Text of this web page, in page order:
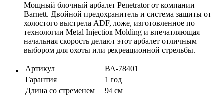
Мощный блочный арбалет Penetrator от компании
Barnett. Двойной предохранитель и система защиты от
холостого выстрела ADF, ложе, изготовленное по
технологии Metal Injection Molding и впечатляющая
начальная скорость делают этот арбалет отличным
выбором для охоты или рекреационной стрельбы.
Артикул
BA-78401
Гарантия
1 год
Длина со стременем
94 см